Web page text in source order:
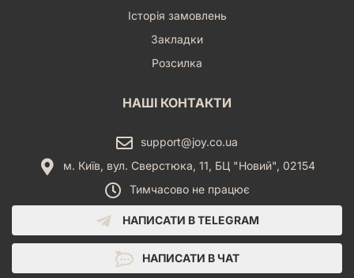
Історія замовлень
Закладки
Розсилка
НАШІ КОНТАКТИ
support@joy.co.ua
м. Київ, вул. Сверстюка, 11, БЦ "Новий", 02154
Тимчасово не працює
НАПИСАТИ В TELEGRAM
НАПИСАТИ В ЧАТ